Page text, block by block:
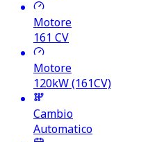
Motore
161 CV
Motore
120kW (161CV)
Cambio
Automatico